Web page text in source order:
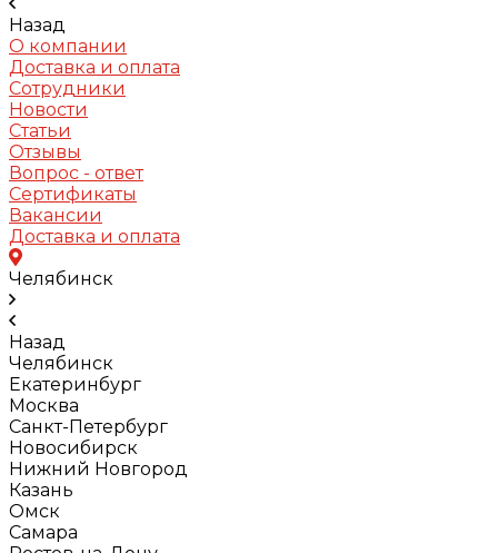
Назад
О компании
Доставка и оплата
Сотрудники
Новости
Статьи
Отзывы
Вопрос - ответ
Сертификаты
Вакансии
Доставка и оплата
Челябинск
Назад
Челябинск
Екатеринбург
Москва
Санкт-Петербург
Новосибирск
Нижний Новгород
Казань
Омск
Самара